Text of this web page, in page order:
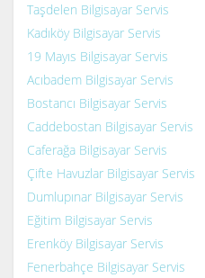
Taşdelen Bilgisayar Servis
Kadıköy Bilgisayar Servis
19 Mayıs Bilgisayar Servis
Acıbadem Bilgisayar Servis
Bostancı Bilgisayar Servis
Caddebostan Bilgisayar Servis
Caferağa Bilgisayar Servis
Çifte Havuzlar Bilgisayar Servis
Dumlupınar Bilgisayar Servis
Eğitim Bilgisayar Servis
Erenköy Bilgisayar Servis
Fenerbahçe Bilgisayar Servis